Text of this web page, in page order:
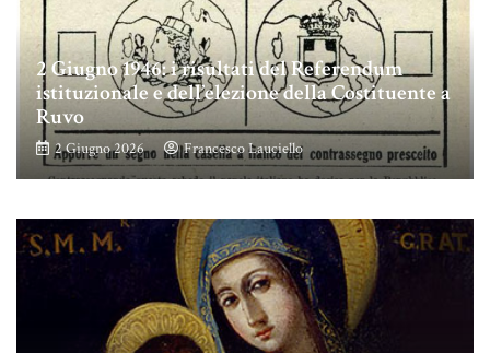
2 Giugno 1946: i risultati del Referendum
istituzionale e dell’elezione della Costituente a
Ruvo
2 Giugno 2026 Francesco Lauciello